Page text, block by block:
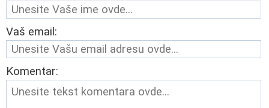
Vaš email:
Komentar: